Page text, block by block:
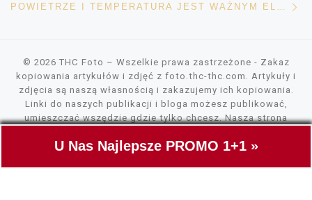
POWIETRZE I TEMPERATURA JEST WAŻNYM ELEMENTEM W UPRAWIE KONOPI, MARIHUANY
© 2026THC Foto – Wszelkie prawa zastrzeżone - Zakaz
kopiowania artykułów i zdjęć z foto.thc-thc.com. Artykuły i
zdjęcia są naszą własnością i zakazujemy ich kopiowania.
Linki do naszych publikacji i bloga możesz publikować,
umieszczać wszędzie gdzie tylko chcesz. Nasza strona
zawartości. Nie gromadzimy żadnych danych.
U Nas Najlepsze PROMO 1+1 »